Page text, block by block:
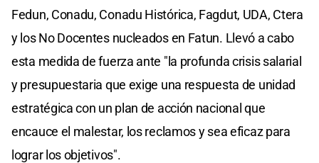
Fedun, Conadu, Conadu Histórica, Fagdut, UDA, Ctera
y los No Docentes nucleados en Fatun. Llevó a cabo
esta medida de fuerza ante "la profunda crisis salarial
y presupuestaria que exige una respuesta de unidad
estratégica con un plan de acción nacional que
encauce el malestar, los reclamos y sea eficaz para
lograr los objetivos".